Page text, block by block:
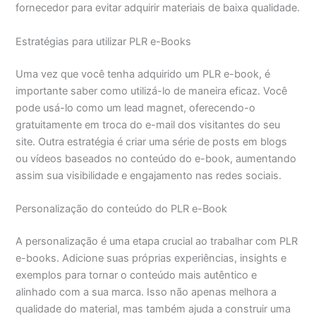
fornecedor para evitar adquirir materiais de baixa qualidade.
Estratégias para utilizar PLR e-Books
Uma vez que você tenha adquirido um PLR e-book, é
importante saber como utilizá-lo de maneira eficaz. Você
pode usá-lo como um lead magnet, oferecendo-o
gratuitamente em troca do e-mail dos visitantes do seu
site. Outra estratégia é criar uma série de posts em blogs
ou vídeos baseados no conteúdo do e-book, aumentando
assim sua visibilidade e engajamento nas redes sociais.
Personalização do conteúdo do PLR e-Book
A personalização é uma etapa crucial ao trabalhar com PLR
e-books. Adicione suas próprias experiências, insights e
exemplos para tornar o conteúdo mais autêntico e
alinhado com a sua marca. Isso não apenas melhora a
qualidade do material, mas também ajuda a construir uma